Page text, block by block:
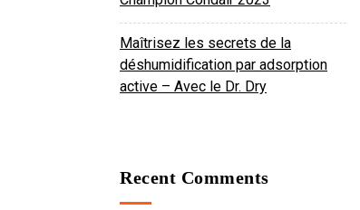
Maîtrisez les secrets de la
déshumidification par adsorption
active – Avec le Dr. Dry
Recent Comments